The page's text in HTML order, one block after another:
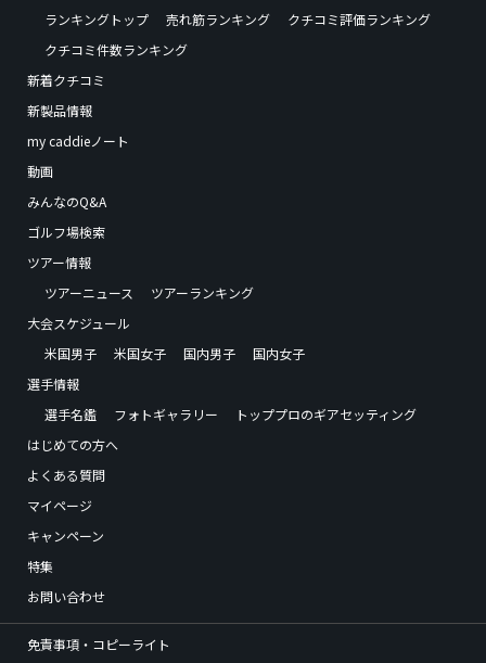
ランキングトップ
売れ筋ランキング
クチコミ評価ランキング
クチコミ件数ランキング
新着クチコミ
新製品情報
my caddieノート
動画
みんなのQ&A
ゴルフ場検索
ツアー情報
ツアーニュース
ツアーランキング
大会スケジュール
米国男子
米国女子 国内男子
国内女子
選手情報
選手名鑑
フォトギャラリー
トッププロのギアセッティング
はじめての方へ
よくある質問
マイページ
キャンペーン
特集
お問い合わせ
免責事項・コピーライト